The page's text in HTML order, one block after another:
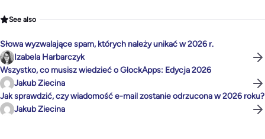
See also
Słowa wyzwalające spam, których należy unikać w 2026 r.
Izabela Harbarczyk
Wszystko, co musisz wiedzieć o GlockApps: Edycja 2026
Jakub Ziecina
Jak sprawdzić, czy wiadomość e-mail zostanie odrzucona w 2026 roku?
Jakub Ziecina